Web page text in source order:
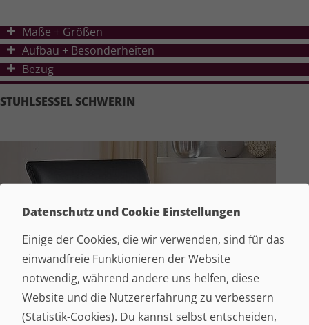
Maße + Größen
Aufbau + Besonderheiten
Bezug
STUHLSESSEL SCHWERIN
Datenschutz und Cookie Einstellungen
Einige der Cookies, die wir verwenden, sind für das
einwandfreie Funktionieren der Website
notwendig, während andere uns helfen, diese
Website und die Nutzererfahrung zu verbessern
(Statistik-Cookies). Du kannst selbst entscheiden,